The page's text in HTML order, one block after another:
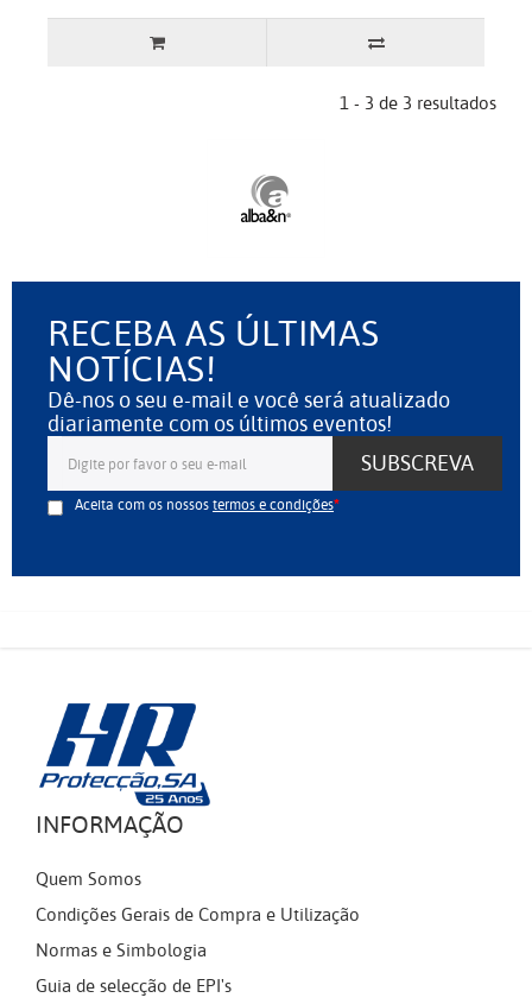
1 - 3 de 3 resultados
RECEBA AS ÚLTIMAS
NOTÍCIAS!
Dê-nos o seu e-mail e você será atualizado
diariamente com os últimos eventos!
SUBSCREVA
Aceita com os nossostermos e condições
INFORMAÇÃO
Quem Somos
Condições Gerais de Compra e Utilização
Normas e Simbologia
Guia de selecção de EPI's